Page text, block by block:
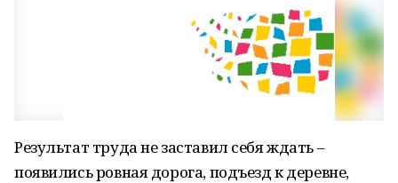
Результат труда не заставил себя ждать –
появились ровная дорога, подъезд к деревне,